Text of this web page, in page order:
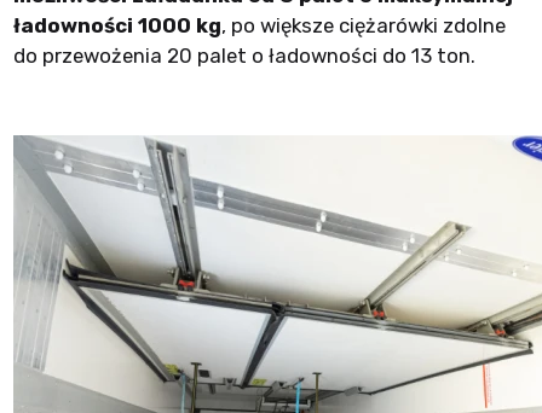
ładowności 1000 kg, po większe ciężarówki zdolne
do przewożenia 20 palet o ładowności do 13 ton.